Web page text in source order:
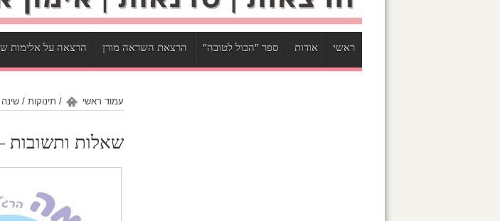
ראשי אודות ספר "הכול לטובה" הרצאת השראה מורן הרצאה על אלימות
עמוד ראשי / תינוקות /שינה
שאלות ותשובות